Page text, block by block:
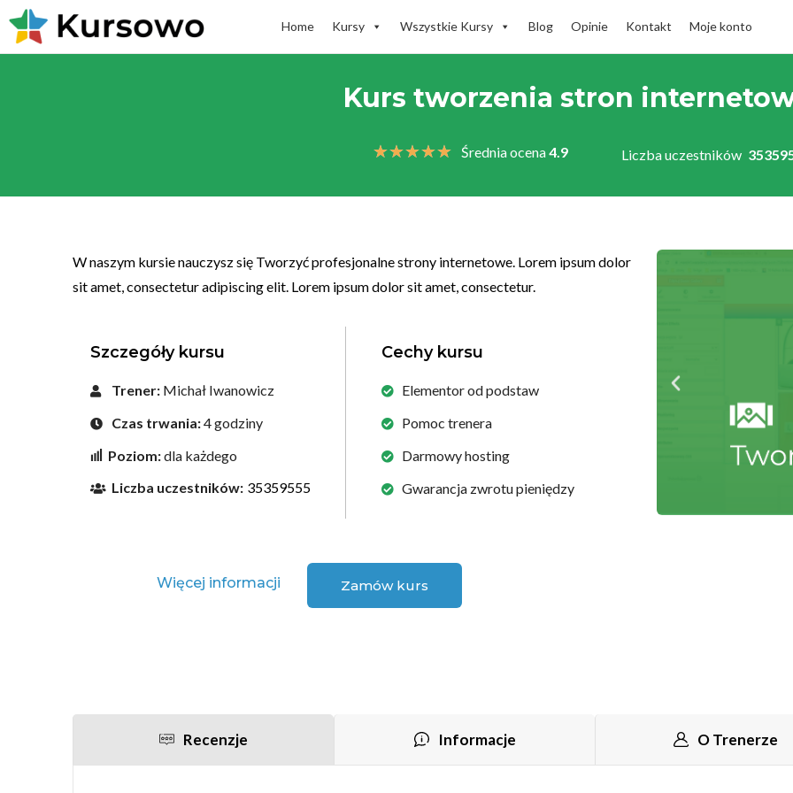
Home Kursy Wszystkie Kursy Blog Opinie Kontakt Moje konto
Kurs tworzenia stron
★★★★★ Średnia ocena4.9 Liczba uczestników
W naszym kursie nauczysz się Tworzyć profesjonalne strony internetowe. Lorem ipsum dolor
sit amet, consectetur adipiscing elit. Lorem ipsum dolor sit amet, consectetur.
Szczegóły kursu
Trener:Michał Iwanowicz
Czas trwania:4 godziny
Poziom:dla każdego
Liczba uczestników: 35359555
Cechy kursu
Elementor od podstaw
Pomoc trenera
Darmowy hosting
Gwarancja zwrotu pieniędzy
Więcej informacji Zamów kurs
Recenzje Informacje O Trenerze